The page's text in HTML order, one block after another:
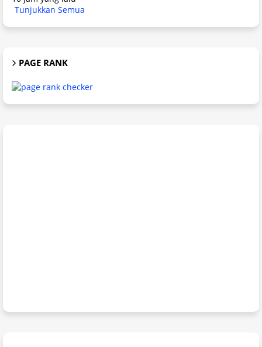
Tunjukkan Semua
PAGE RANK